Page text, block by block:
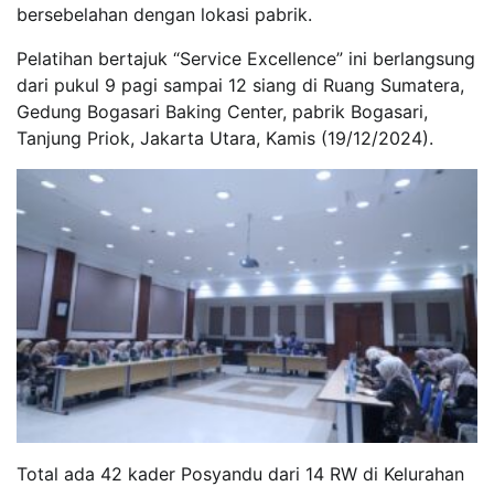
bersebelahan dengan lokasi pabrik.
Pelatihan bertajuk “Service Excellence” ini berlangsung
dari pukul 9 pagi sampai 12 siang di Ruang Sumatera,
Gedung Bogasari Baking Center, pabrik Bogasari,
Tanjung Priok, Jakarta Utara, Kamis (19/12/2024).
Total ada 42 kader Posyandu dari 14 RW di Kelurahan